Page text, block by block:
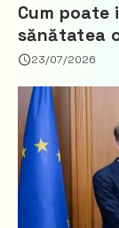
Cum
sănătatea
23/07/2026